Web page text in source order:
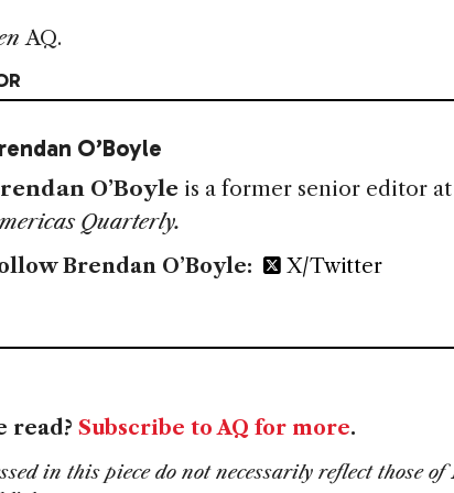
AQ.
O’Boyle
O’Boyle is a former senior editor at
Quarterly.
Brendan O’Boyle: X/Twitter
read? Subscribe to AQ for more.
in this piece do not necessarily reflect those of